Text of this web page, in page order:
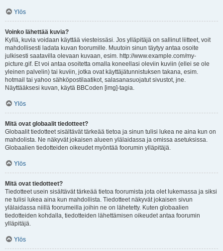
Ylös
Voinko lähettää kuvia?
Kyllä, kuvia voidaan käyttää viesteissäsi. Jos ylläpitäjä on sallinut liitteet, voit
mahdollisesti ladata kuvan foorumille. Muutoin sinun täytyy antaa osoite
julkisesti saatavilla olevaan kuvaan, esim. http://www.example.com/my-
picture.gif. Et voi antaa osoitetta omalla koneellasi oleviin kuviin (ellei se ole
yleinen palvelin) tai kuviin, jotka ovat käyttäjätunnistuksen takana, esim.
hotmail tai yahoo sähköpostilaatikot, salasanasuojatut sivustot, jne.
Näyttääksesi kuvan, käytä BBCoden [img]-tagia.
Ylös
Mitä ovat globaalit tiedotteet?
Globaalit tiedotteet sisältävät tärkeää tietoa ja sinun tulisi lukea ne aina kun on
mahdolista. Ne näkyvät jokaisen alueen ylälaidassa ja omissa asetuksissa.
Globaalien tiedotteiden oikeudet myöntää foorumin ylläpitäjä.
Ylös
Mitä ovat tiedotteet?
Tiedotteet usein sisältävät tärkeää tietoa foorumista jota olet lukemassa ja siksi
ne tulisi lukea aina kun mahdollista. Tiedotteet näkyvät jokaisen sivun
ylälaidassa niillä foorumeilla joihin ne on lähetetty. Kuten globaalien
tiedotteiden kohdalla, tiedotteiden lähettämisen oikeudet antaa foorumin
ylläpitäjä.
Ylös